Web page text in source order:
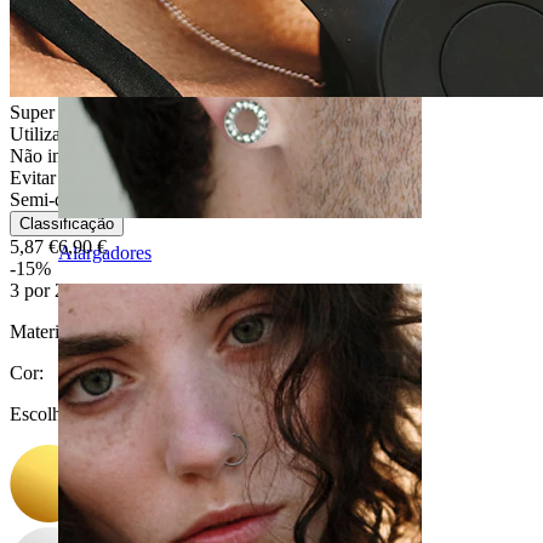
Alargadores
Super fácil
Utilização moderada
Não indicada para peles sensíveis
Evitar água
Semi-durável
Classificação
5,87 €6,90 €
-15%
3 por 2
Material:Aço cirúrgico / Latão
Cor:
Escolha Cor